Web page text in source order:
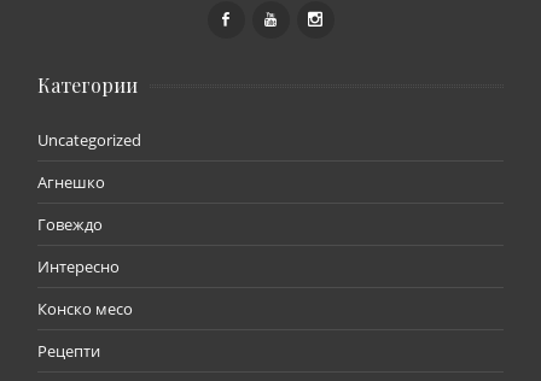
Категории
Uncategorized
Агнешко
Говеждо
Интересно
Конско месо
Рецепти